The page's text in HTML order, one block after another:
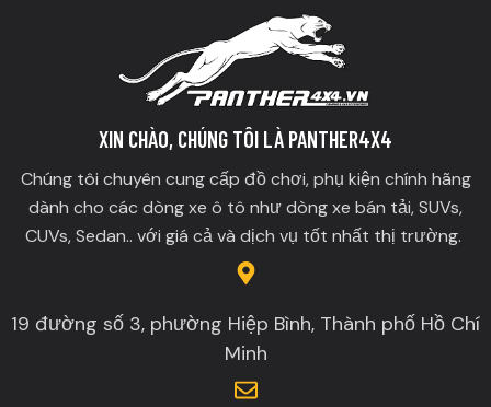
XIN CHÀO, CHÚNG TÔI LÀ PANTHER4X4
Chúng tôi chuyên cung cấp đồ chơi, phụ kiện chính hãng
dành cho các dòng xe ô tô như dòng xe bán tải, SUVs,
CUVs, Sedan.. với giá cả và dịch vụ tốt nhất thị trường.
19 đường số 3, phường Hiệp Bình, Thành phố Hồ Chí
Minh